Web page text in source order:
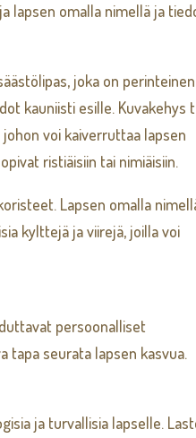
lapsen omalla nimellä ja
joka on perinteinen
kauniisti esille. Kuvakehys
voi kaiverruttaa lapsen
ristiäisiin tai nimiäisiin.
Lapsen omalla
kylttejä ja viirejä, joilla voi
persoonalliset
tapa seurata lapsen kasvua.
ja turvallisia lapselle.